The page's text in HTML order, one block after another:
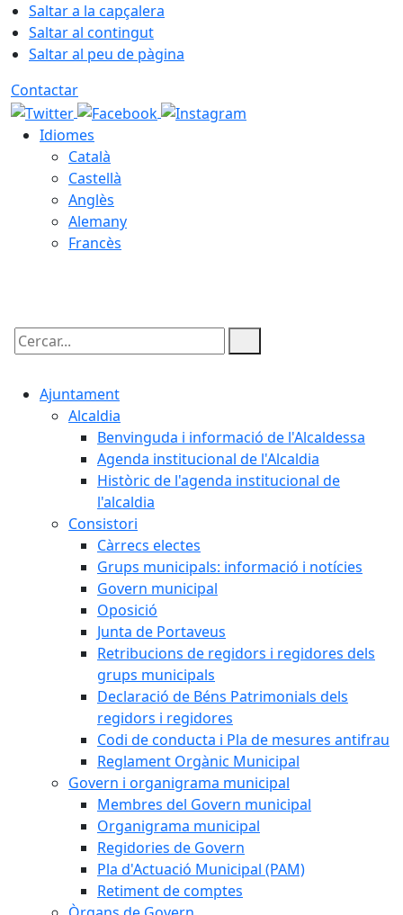
Saltar a la capçalera
Saltar al contingut
Saltar al peu de pàgina
Contactar
Idiomes
Català
Castellà
Anglès
Alemany
Francès
Cercar:
Ajuntament
Alcaldia
Benvinguda i informació de l'Alcaldessa
Agenda institucional de l'Alcaldia
Històric de l'agenda institucional de
l'alcaldia
Consistori
Càrrecs electes
Grups municipals: informació i notícies
Govern municipal
Oposició
Junta de Portaveus
Retribucions de regidors i regidores dels
grups municipals
Declaració de Béns Patrimonials dels
regidors i regidores
Codi de conducta i Pla de mesures antifrau
Reglament Orgànic Municipal
Govern i organigrama municipal
Membres del Govern municipal
Organigrama municipal
Regidories de Govern
Pla d'Actuació Municipal (PAM)
Retiment de comptes